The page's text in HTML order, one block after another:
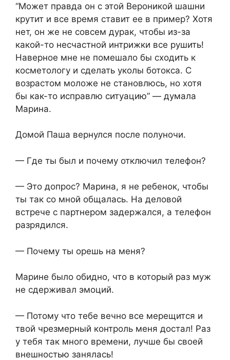
“Может правда он с этой Вероникой шашни
крутит и все время ставит ее в пример? Хотя
нет, он же не совсем дурак, чтобы из-за
какой-то несчастной интрижки все рушить!
Наверное мне не помешало бы сходить к
косметологу и сделать уколы ботокса. С
возрастом моложе не становлюсь, но хотя
бы как-то исправлю ситуацию” — думала
Марина.
Домой Паша вернулся после полуночи.
— Где ты был и почему отключил телефон?
— Это допрос? Марина, я не ребенок, чтобы
ты так со мной общалась. На деловой
встрече с партнером задержался, а телефон
разрядился.
— Почему ты орешь на меня?
Марине было обидно, что в который раз муж
не сдерживал эмоций.
— Потому что тебе вечно все мерещится и
твой чрезмерный контроль меня достал! Раз
у тебя так много времени, лучше бы своей
внешностью занялась!